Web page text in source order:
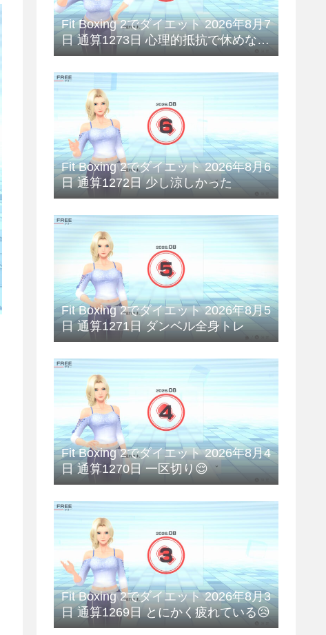
Fit Boxing 2でダイエット 2026年8月7
日 通算1273日 心理的抵抗で休めない
😥
Fit Boxing 2でダイエット 2026年8月6
日 通算1272日 少し涼しかった
Fit Boxing 2でダイエット 2026年8月5
日 通算1271日 ダンベル全身トレ
Fit Boxing 2でダイエット 2026年8月4
日 通算1270日 一区切り😌
Fit Boxing 2でダイエット 2026年8月3
日 通算1269日 とにかく疲れている😥